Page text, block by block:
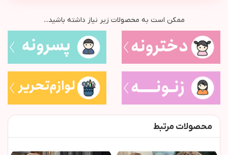
ممکن است به محصولات زیر نیاز داشته باشید...
محصولات مرتبط